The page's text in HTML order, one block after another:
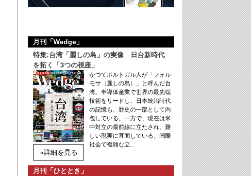
月刊「Wedge」
特集:台湾「麗しの島」の実像 日台新時代
を拓く「3つの視座」
»詳細を見る
かつてポルトガル人が「フォル
モサ（麗しの島）」と呼んだ台
湾。半導体産業で世界の最先端
技術をリードし、日本統治時代
の記憶も、歴史の一部として内
包している。一方で、現在は米
中対立の最前線に立たされ、難
しい現実に直面している。国際
社会で複雑な立…
月刊「ひととき」